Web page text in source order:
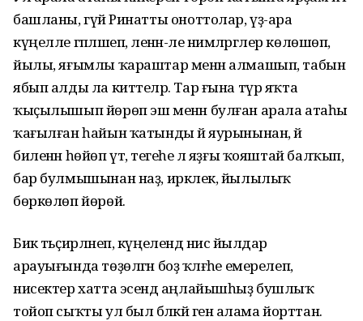
башланы, гүйә Ринатты оноттолар, үҙ-ара
күңелле гәпләшеп, әленән-әле нимәләргәлер көлөшөп,
йылы, яғымлы ҡараштар менән алмашып, табын
ябып алды ла киттеләр. Тар ғына түр яҡта
ҡыҫылышып йөрөп эш менән булған арала атаһы
ҡағылған һайын ҡатынды йә яурынынан, йә
биленән һөйөп үтә, тегеһе лә яҙғы ҡояштай балҡып,
бар булмышынан наҙ, иркәлек, йылылыҡ
бөркөлөп йөрөй.
Бик тәьҫирләнеп, күңелендә нисә йылдар
арауығында төҙөлгән боҙ ҡәлғәһе емерелеп,
нисектер хатта эсендә аңлайышһыҙ бушлыҡ
тойоп сыҡты ул был бәләкәй генә алама йорттан.